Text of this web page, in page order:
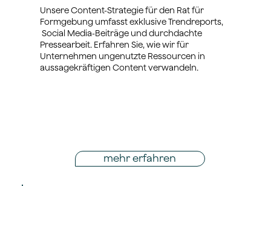
Unsere Content-Strategie für den Rat für
Formgebung umfasst exklusive Trendreports,
Social Media-Beiträge und durchdachte
Pressearbeit. Erfahren Sie, wie wir für
Unternehmen ungenutzte Ressourcen in
aussagekräftigen Content verwandeln.
mehr erfahren